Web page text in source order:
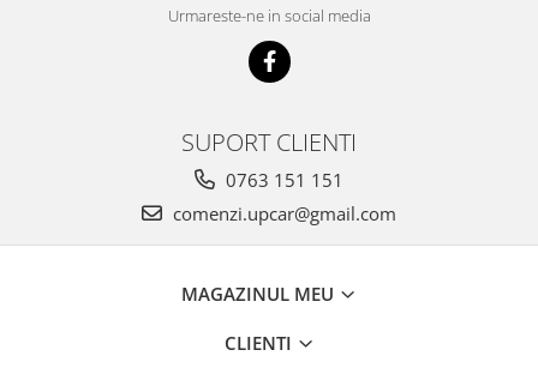
Urmareste-ne in social media
SUPORT CLIENTI
0763 151 151
comenzi.upcar@gmail.com
MAGAZINUL MEU
CLIENTI